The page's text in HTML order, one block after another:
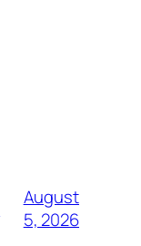
August
5, 2026